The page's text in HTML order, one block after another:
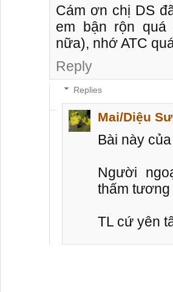
Cám ơn chị DS
em bận rộn
nữa), nhớ ATC
Reply
Replies
Mai/Diệu
Bài này
Người
thấm
TL cứ yên